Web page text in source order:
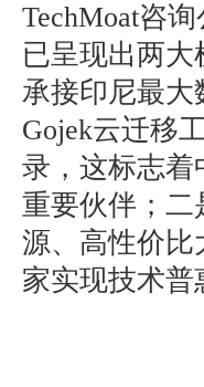
TechMoat咨
已呈现出两
承接印尼最大
Gojek云迁移
录，这标志着
重要伙伴；二
源、高性价比
家实现技术普